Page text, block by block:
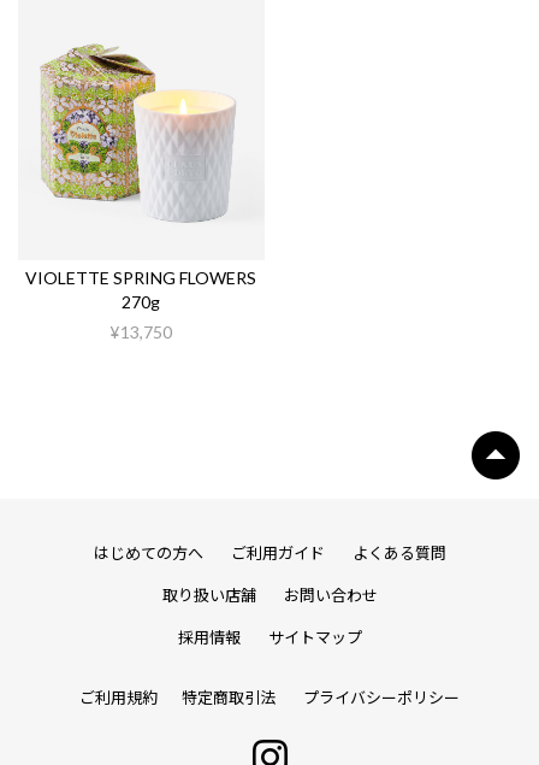
VIOLETTE SPRING FLOWERS
270g
¥13,750
はじめての方へ ご利用ガイド よくある質問
取り扱い店舗 お問い合わせ
採用情報 サイトマップ
ご利用規約 特定商取引法 プライバシーポリシー